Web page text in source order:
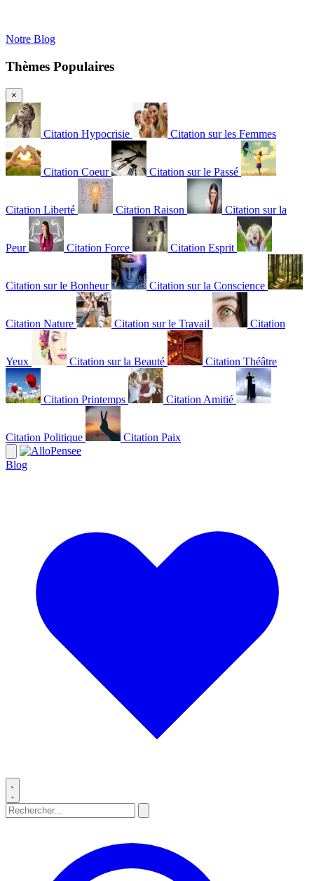
Notre Blog
Thèmes Populaires
×
Citation Hypocrisie Citation sur les Femmes
Citation Coeur Citation sur le Passé
Citation Liberté Citation Raison Citation sur la
Peur Citation Force Citation Esprit
Citation sur le Bonheur Citation sur la Conscience
Citation Nature Citation sur le Travail Citation
Yeux Citation sur la Beauté Citation Théâtre
Citation Printemps Citation Amitié
Citation Politique Citation Paix
Blog